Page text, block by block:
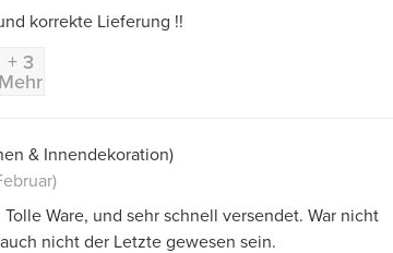
korrekte Lieferung !!
+ 3
Mehr
& Innendekoration)
Ware, und sehr schnell versendet. War nicht
nicht der Letzte gewesen sein.